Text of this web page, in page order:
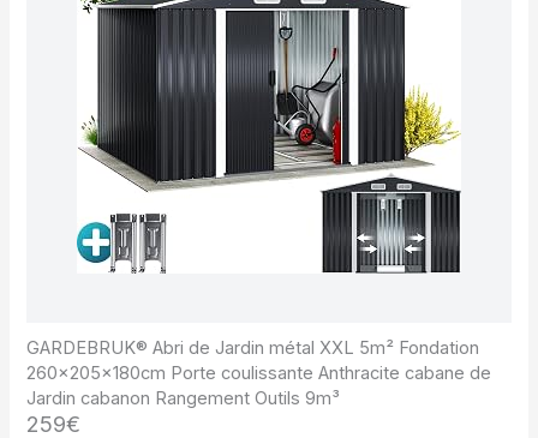
GARDEBRUK® Abri de Jardin métal XXL 5m² Fondation
260x205x180cm Porte coulissante Anthracite cabane de
Jardin cabanon Rangement Outils 9m³
259€